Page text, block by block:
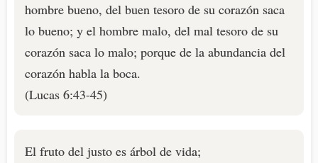
hombre bueno, del buen tesoro de su corazón saca
lo bueno; y el hombre malo, del mal tesoro de su
corazón saca lo malo; porque de la abundancia del
corazón habla la boca.
(Lucas 6:43-45)
El fruto del justo es árbol de vida;